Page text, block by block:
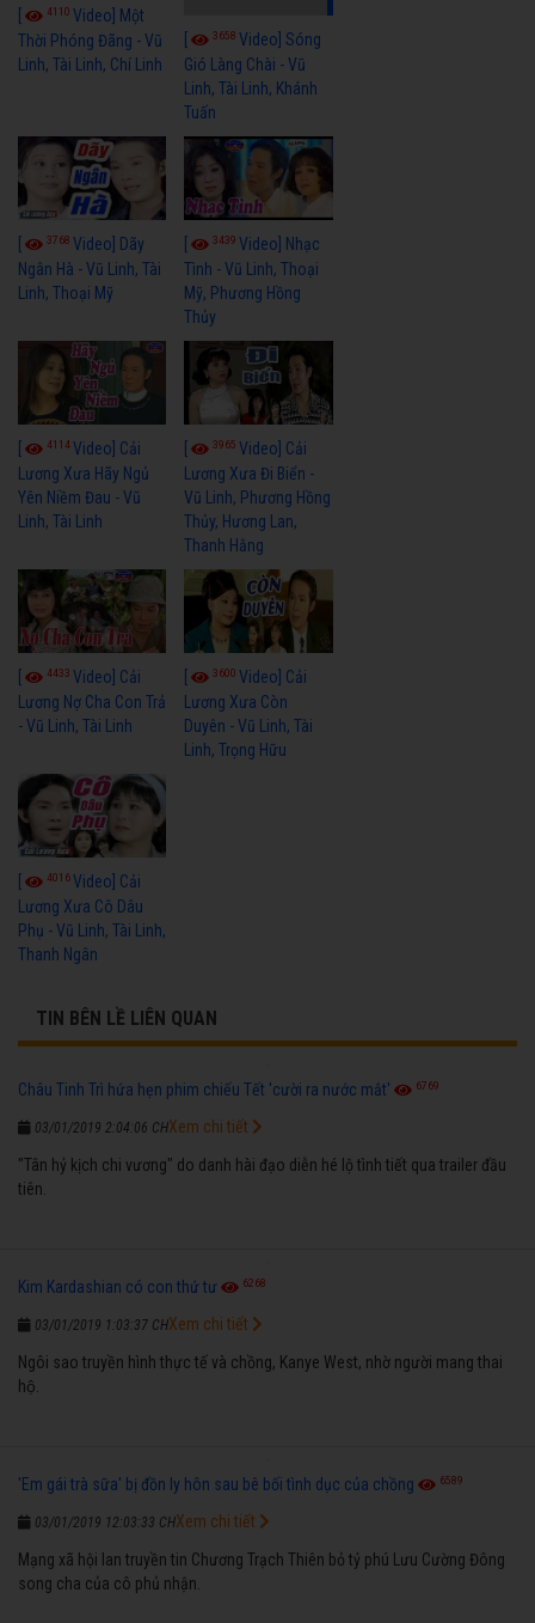
4110 Video] Một
Thời Phóng Đãng - Vũ
Linh, Tài Linh, Chí Linh
3658Video] Sóng
Gió Làng Chài - Vũ
Linh, Tài Linh, Khánh
Tuấn
3768 Video] Dãy
Ngân Hà - Vũ Linh, Tài
Linh, Thoại Mỹ
3439Video] Nhạc
Tình - Vũ Linh, Thoại
Mỹ, Phương Hồng
Thủy
4114Video] Cải
Lương Xưa Hãy Ngủ
Yên Niềm Đau - Vũ
Linh, Tài Linh
3965Video] Cải
Lương Xưa Đi Biển -
Vũ Linh, Phương Hồng
Thủy, Hương Lan,
Thanh Hằng
4433 Video] Cải
Lương Nợ Cha Con Trả
- Vũ Linh, Tài Linh
3600Video] Cải
Lương Xưa Còn
Duyên - Vũ Linh, Tài
Linh, Trọng Hữu
[ 4016Video] Cải
Lương Xưa Cô Dâu
Phụ - Vũ Linh, Tài Linh,
Thanh Ngân
TIN BÊN LỀ LIÊN QUAN
Châu Tinh Trì hứa hẹn phim chiếu Tết 'cười ra nước mắt' 6769
03/01/2019 2:04:06 CH
"Tân hỷ kịch chi vương" do danh hài đạo diễn hé lộ tình tiết qua trailer đầu
tiên.
Xem chi tiết
Kim Kardashian có con thứ tư 6268
03/01/2019 1:03:37 CH
Ngôi sao truyền hình thực tế và chồng, Kanye West, nhờ người mang thai
hộ.
Xem chi tiết
'Em gái trà sữa' bị đồn ly hôn sau bê bối tình dục của chồng 6589
03/01/2019 12:03:33 CH
Mạng xã hội lan truyền tin Chương Trạch Thiên bỏ tỷ phú Lưu Cường Đông
song cha của cô phủ nhận.
Xem chi tiết